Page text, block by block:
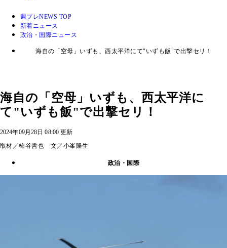
週プレNEWS TOP
新着ニュース
政治・国際ニュース
海自の「空母」いずも、西太平洋にて"いずも飯"で出撃セリ！
海自の「空母」いずも、西太平洋に
て"いずも飯"で出撃セリ！
2024年09月28日 08:00 更新
取材／柿谷哲也 文／小峯隆生
政治・国際